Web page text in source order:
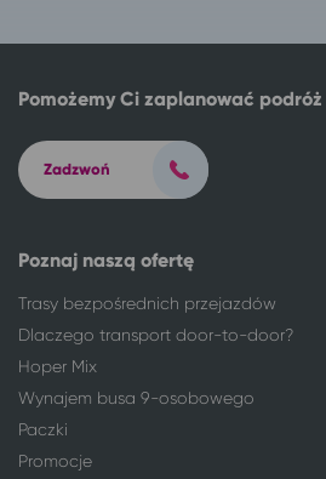
Poznaj naszą ofertę
Trasy bezpośrednich przejazdów
Dlaczego transport door-to-door?
Hoper Mix
Wynajem busa 9-osobowego
Paczki
Promocje
Pomożemy Ci zaplanować
Zadzwoń